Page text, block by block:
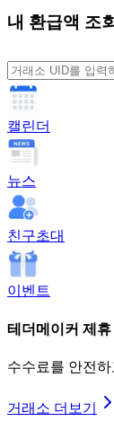
0.0001
내 환급액 조회
캘린더
뉴스
친구초대
이벤트
테더메이커 제
수수료를 안전
거래소 더보기